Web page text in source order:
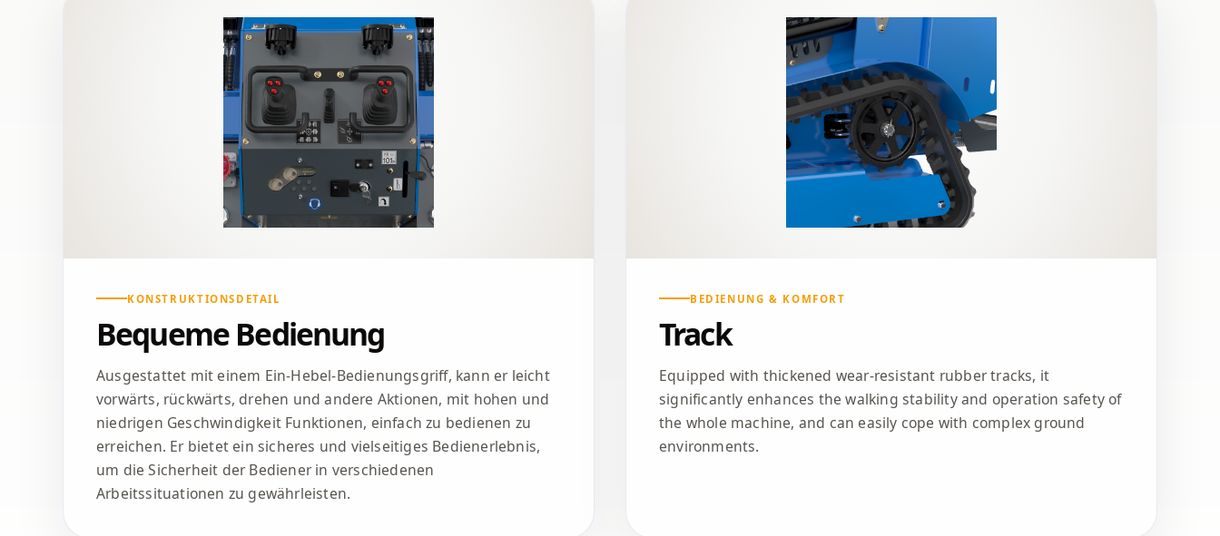
KONSTRUKTIONSDETAIL
Bequeme Bedienung
Ausgestattet mit einem Ein-Hebel-Bedienungsgriff, kann er leicht
vorwärts, rückwärts, drehen und andere Aktionen, mit hohen und
niedrigen Geschwindigkeit Funktionen, einfach zu bedienen zu
erreichen. Er bietet ein sicheres und vielseitiges Bedienerlebnis,
um die Sicherheit der Bediener in verschiedenen
Arbeitssituationen zu gewährleisten.
BEDIENUNG & KOMFORT
Track
Equipped with thickened wear-resistant rubber tracks, it
significantly enhances the walking stability and operation safety of
the whole machine, and can easily cope with complex ground
environments.